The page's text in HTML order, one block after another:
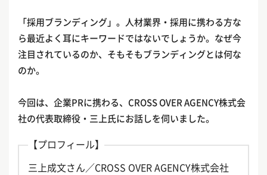
「採用ブランディング」。人材業界・採用に携わる方な
ら最近よく耳にキーワードではないでしょうか。なぜ今
注目されているのか、そもそもブランディングとは何な
のか。
今回は、企業PRに携わる、CROSS OVER AGENCY株式会
社の代表取締役・三上氏にお話しを伺いました。
【プロフィール】
三上成文さん／CROSS OVER AGENCY株式会社